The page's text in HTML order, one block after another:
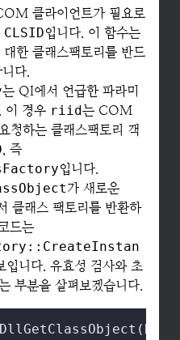
클라이언트가 필요로
CLSID입니다. 이 함수는
대한 클래스팩토리를 반드
다.
는 QI에서 언급한 파라미
이 경우 riid는 COM
청하는 클래스팩토리 객
, 즉
입니다.
가 새로운
클래스 팩토리를 반환하
드는
입니다. 유효성 검사와 초
부분을 살펴보겠습니다.